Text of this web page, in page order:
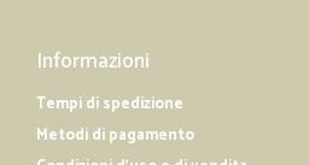
Informazioni
Tempi di spedizione
Metodi di pagamento